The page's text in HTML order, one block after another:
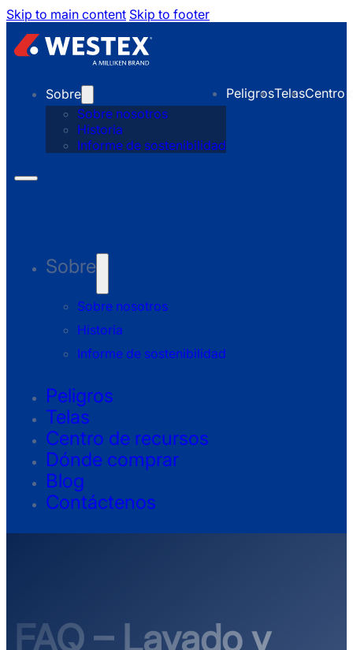
Skip to main content Skip to footer
Sobre
Sobre nosotros
Historia
Informe de sostenibilidad
PeligrosTelasCentro
Sobre
Sobre nosotros
Historia
Informe de sostenibilidad
Peligros
Telas
Centro de recursos
Dónde comprar
Blog
Contáctenos
FAQ – Lavado y